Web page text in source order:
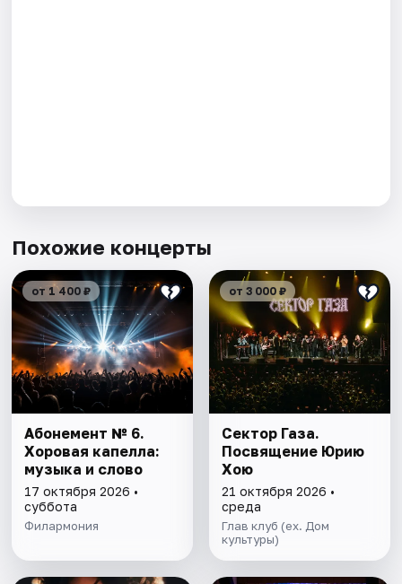
Похожие концерты
от 1 400 ₽
Абонемент № 6.
Хоровая капелла:
музыка и слово
17 октября 2026 •
суббота
Филармония
от 3 000 ₽
Сектор Газа.
Посвящение Юрию
Хою
21 октября 2026 •
среда
Глав клуб (ex. Дом
культуры)